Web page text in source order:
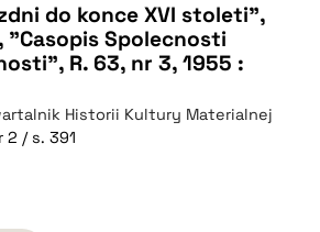
do konce XVI stoleti”,
"Casopis Spolecnosti
R. 63, nr 3, 1955 :
Historii Kultury Materialnej
2 / s. 391